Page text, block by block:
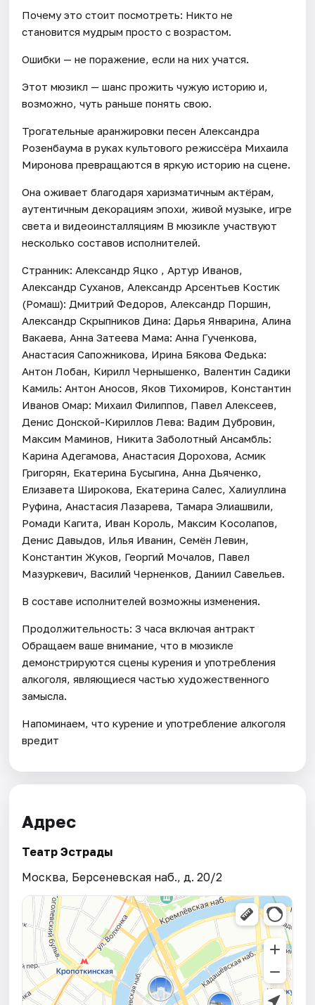
Почему это стоит посмотреть: Никто не
становится мудрым просто с возрастом.
Ошибки — не поражение, если на них учатся.
Этот мюзикл — шанс прожить чужую историю и,
возможно, чуть раньше понять свою.
Трогательные аранжировки песен Александра
Розенбаума в руках культового режиссёра Михаила
Миронова превращаются в яркую историю на сцене.
Она оживает благодаря харизматичным актёрам,
аутентичным декорациям эпохи, живой музыке, игре
света и видеоинсталляциям В мюзикле участвуют
несколько составов исполнителей.
Странник: Александр Яцко , Артур Иванов,
Александр Суханов, Александр Арсентьев Костик
(Ромаш): Дмитрий Федоров, Александр Поршин,
Александр Скрыпников Дина: Дарья Январина, Алина
Вакаева, Анна Затеева Мама: Анна Гученкова,
Анастасия Сапожникова, Ирина Бякова Федька:
Антон Лобан, Кирилл Чернышенко, Валентин Садики
Камиль: Антон Аносов, Яков Тихомиров, Константин
Иванов Омар: Михаил Филиппов, Павел Алексеев,
Денис Донской-Кириллов Лева: Вадим Дубровин,
Максим Маминов, Никита Заболотный Ансамбль:
Карина Адегамова, Анастасия Дорохова, Асмик
Григорян, Екатерина Бусыгина, Анна Дьяченко,
Елизавета Широкова, Екатерина Салес, Халиуллина
Руфина, Анастасия Лазарева, Тамара Элиашвили,
Ромади Кагита, Иван Король, Максим Косолапов,
Денис Давыдов, Илья Иванин, Семён Левин,
Константин Жуков, Георгий Мочалов, Павел
Мазуркевич, Василий Черненков, Даниил Савельев.
В составе исполнителей возможны изменения.
Продолжительность: 3 часа включая антракт
Обращаем ваше внимание, что в мюзикле
демонстрируются сцены курения и употребления
алкоголя, являющиеся частью художественного
замысла.
Напоминаем, что курение и употребление алкоголя
вредит
Адрес
Театр Эстрады
Москва, Берсеневская наб., д. 20/2